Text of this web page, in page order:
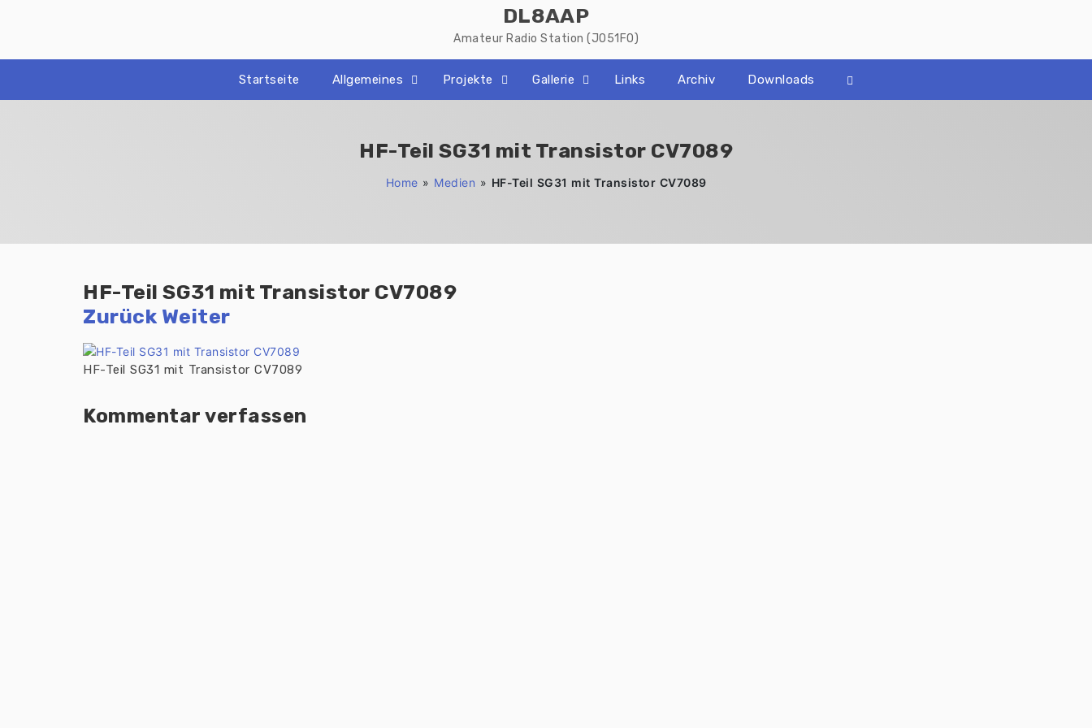
DL8AAP
Amateur Radio Station (JO51FO)
Startseite Allgemeines Projekte Gallerie Links Archiv Downloads
HF-Teil SG31 mit Transistor CV7089
Home » Medien » HF-Teil SG31 mit Transistor CV7089
HF-Teil SG31 mit Transistor CV7089
Zurück Weiter
HF-Teil SG31 mit Transistor CV7089
Kommentar verfassen